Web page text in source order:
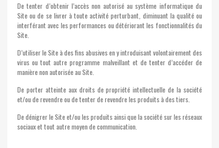
De tenter d’obtenir l’accès non autorisé au système informatique du
Site ou de se livrer à toute activité perturbant, diminuant la qualité ou
interférant avec les performances ou détériorant les fonctionnalités du
Site.
D’utiliser le Site à des fins abusives en y introduisant volontairement des
virus ou tout autre programme malveillant et de tenter d’accéder de
manière non autorisée au Site.
De porter atteinte aux droits de propriété intellectuelle de la société
et/ou de revendre ou de tenter de revendre les produits à des tiers.
De dénigrer le Site et/ou les produits ainsi que la société sur les réseaux
sociaux et tout autre moyen de communication.